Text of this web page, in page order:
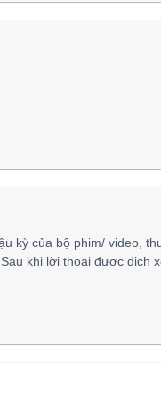
kỳ của bộ phim/ video,
khi lời thoại được dịch